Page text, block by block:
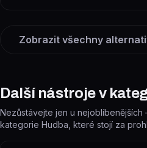
Zobrazit všechny
Další nástroje v
Nezůstávejte jen u nejoblíbenějších
kategorie Hudba, které stojí za